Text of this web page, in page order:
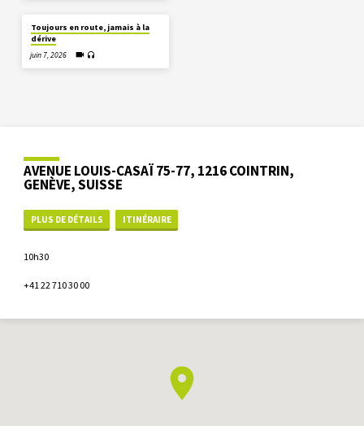
Toujours en route, jamais à la
dérive
juin 7, 2026
AVENUE LOUIS-CASAÏ 75-77, 1216 COINTRIN,
GENÈVE, SUISSE
PLUS DE DÉTAILS ITINÉRAIRE
10h30
+41 22 710 30 00